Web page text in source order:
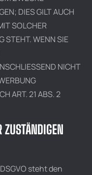
DIES GILT AUCH
SOLCHER
STEHT. WENN SIE
NICHT
ART. 21 ABS. 2
ZUSTÄNDIGEN
steht den